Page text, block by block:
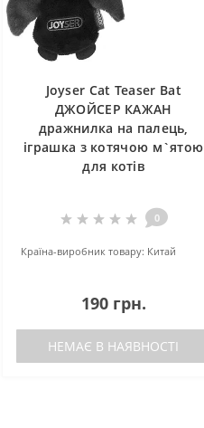
Joyser Cat Teaser Bat
ДЖОЙСЕР КАЖАН
дражнилка на палець,
іграшка з котячою м`ятою
для котів
0
Країна-виробник товару: Китай
190 грн.
НЕМАЄ В НАЯВНОСТІ